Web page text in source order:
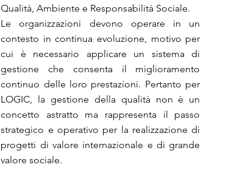
Qualità, Ambiente e Responsabilità Sociale.
Le organizzazioni devono operare in un
contesto in continua evoluzione, motivo per
cui è necessario applicare un sistema di
gestione che consenta il miglioramento
continuo delle loro prestazioni. Pertanto per
LOGIC, la gestione della qualità non è un
concetto astratto ma rappresenta il passo
strategico e operativo per la realizzazione di
progetti di valore internazionale e di grande
valore sociale.